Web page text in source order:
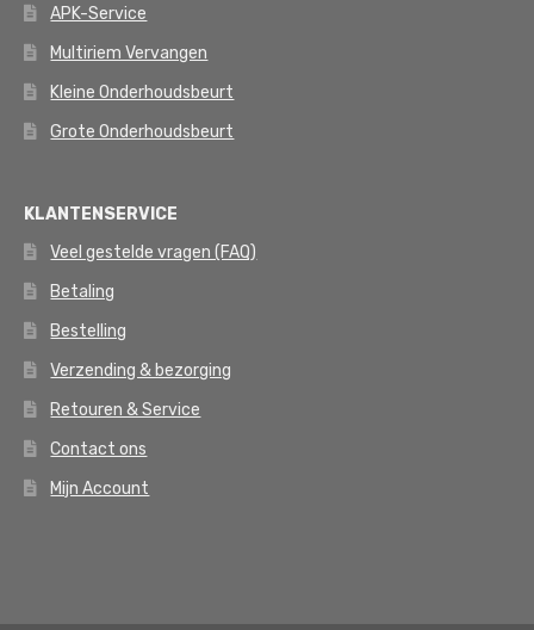
APK-Service
Multiriem Vervangen
Kleine Onderhoudsbeurt
Grote Onderhoudsbeurt
KLANTENSERVICE
Veel gestelde vragen (FAQ)
Betaling
Bestelling
Verzending & bezorging
Retouren & Service
Contact ons
Mijn Account